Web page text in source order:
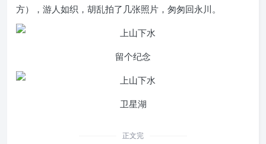
方），游人如织，胡乱拍了几张照片，匆匆回永川。
留个纪念
卫星湖
正文完